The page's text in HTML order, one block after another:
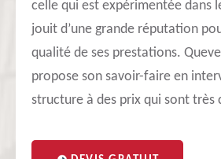
celle qui est expérimentée dans
jouit d’une grande réputation
qualité de ses prestations.
propose son savoir-faire en
structure à des prix qui sont très